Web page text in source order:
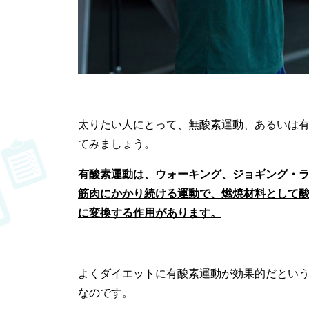
太りたい人にとって、無酸素運動、あるいは
てみましょう。
有酸素運動は、ウォーキング、ジョギング・
筋肉にかかり続ける運動で、燃焼材料として
に変換する作用があります。
よくダイエットに有酸素運動が効果的だとい
なのです。